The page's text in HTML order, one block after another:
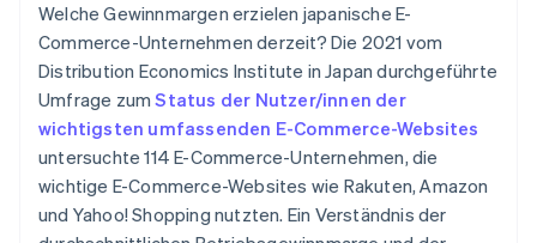
Welche Gewinnmargen erzielen japanische E-
Commerce-Unternehmen derzeit? Die 2021 vom
Distribution Economics Institute in Japan durchgeführte
Umfrage zumStatus der Nutzer/innen der
wichtigsten umfassenden E-Commerce-Websites
untersuchte 114 E-Commerce-Unternehmen, die
wichtige E-Commerce-Websites wie Rakuten, Amazon
und Yahoo! Shopping nutzten. Ein Verständnis der